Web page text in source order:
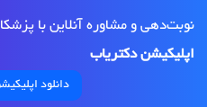
نوبت‌دهی و مشاوره آنلاین با
اپلیکیشن دکتریاب
دانلود